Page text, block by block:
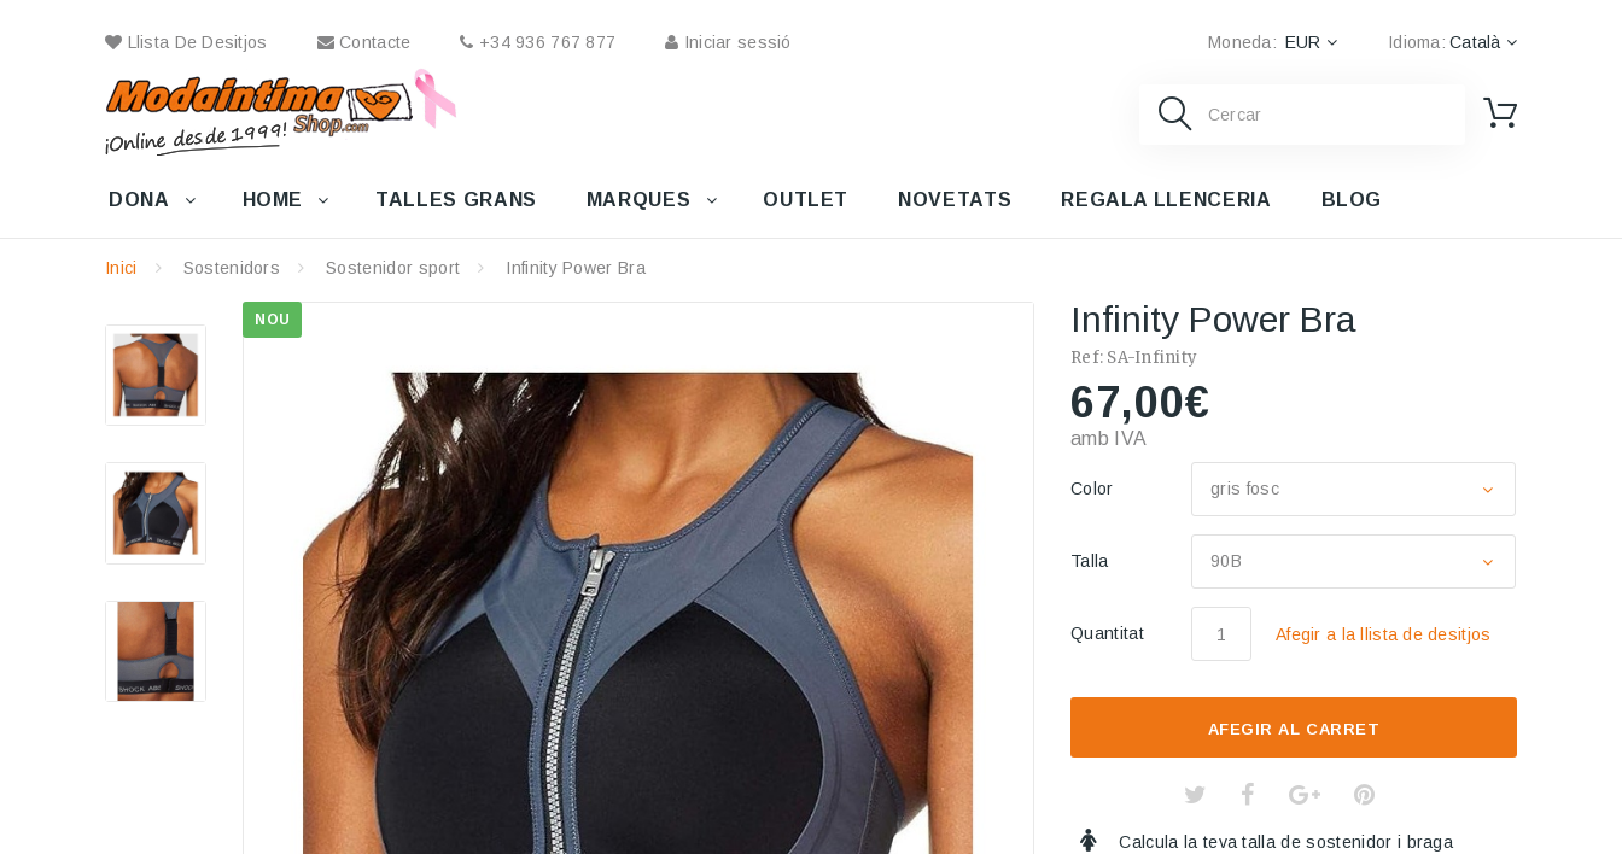
Llista De Desitjos Contacte +34 936 767 877 Iniciar sessió Idioma: Català
Moneda: EUR
DONA HOME TALLES GRANS MARQUES OUTLET NOVETATS REGALA LLENCERIA BLOG
Inici Sostenidors Sostenidor sport Infinity Power Bra
NOU Infinity Power Bra
Ref: SA-Infinity
67,00€
amb IVA
Color gris fosc
Talla 90B
Quantitat Afegir a la llista de desitjos
AFEGIR AL CARRET
Calcula la teva talla de sostenidor i braga